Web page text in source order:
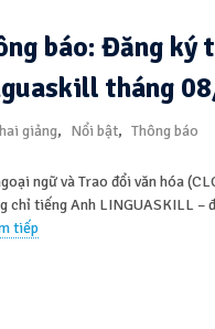
báo: Đăng ký
tháng
giảng, Nổi bật, Thông báo
ngữ và Trao đổi văn hóa
chỉ tiếng Anh LINGUASKILL –
tiếp